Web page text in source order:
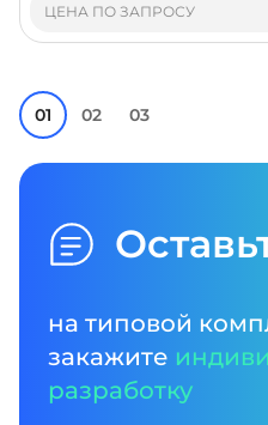
ЦЕНА ПО ЗАПРОСУ
01 02 03
на типовой
закажите
разработку